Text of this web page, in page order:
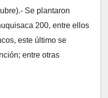
Se plantaron
200, entre ellos
este último se
entre otras